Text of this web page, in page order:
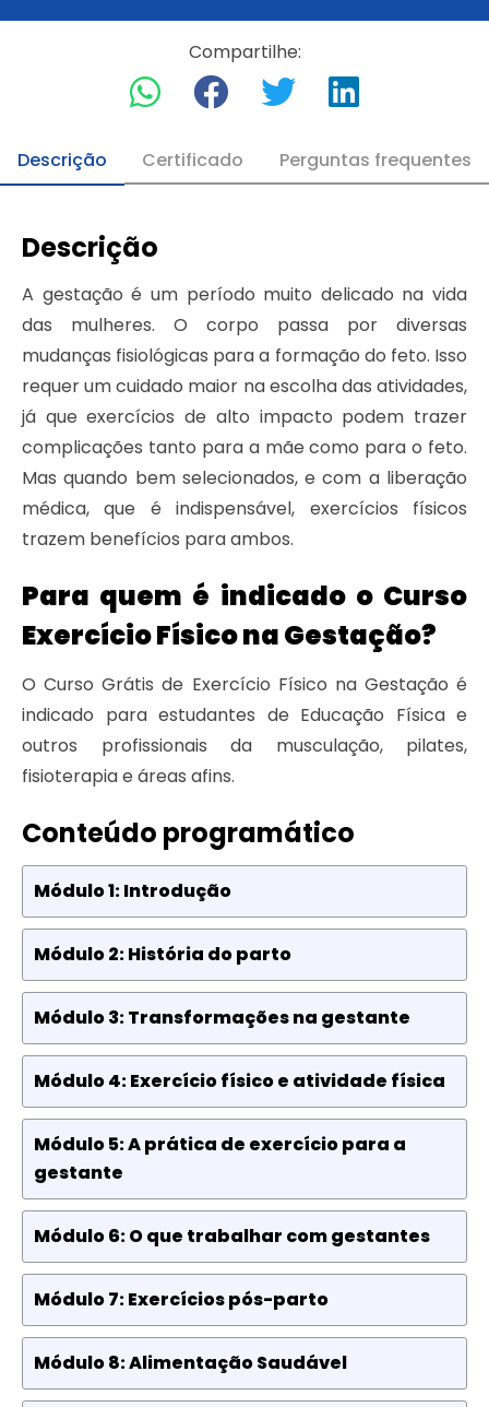
Compartilhe:
Descrição Certificado Perguntas frequentes
Descrição
A gestação é um período muito delicado na vida
das mulheres. O corpo passa por diversas
mudanças fisiológicas para a formação do feto. Isso
requer um cuidado maior na escolha das atividades,
já que exercícios de alto impacto podem trazer
complicações tanto para a mãe como para o feto.
Mas quando bem selecionados, e com a liberação
médica, que é indispensável, exercícios físicos
trazem benefícios para ambos.
Para quem é indicado o Curso
Exercício Físico na Gestação?
O Curso Grátis de Exercício Físico na Gestação é
indicado para estudantes de Educação Física e
outros profissionais da musculação, pilates,
fisioterapia e áreas afins.
Conteúdo programático
Módulo 1: Introdução
Módulo 2: História do parto
Módulo 3: Transformações na gestante
Módulo 4: Exercício físico e atividade física
Módulo 5: A prática de exercício para a
gestante
Módulo 6: O que trabalhar com gestantes
Módulo 7: Exercícios pós-parto
Módulo 8: Alimentação Saudável